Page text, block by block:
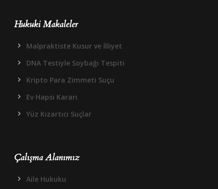
Hukuki Makaleler
Malpraktiste Kusur ve İlliyet
DNA Testiyle Soybağı Tespiti
Kripto Para Zimmeti Suçu
Ev Hapsi Kararı
Yüz Kızartıcı Suçlar
Çalışma Alanımız
Aile Hukuku